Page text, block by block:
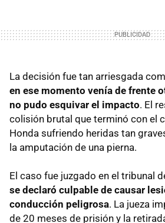
La decisión fue tan arriesgada
en ese momento venía de frente
no pudo esquivar el impacto. El
colisión brutal que terminó con el
Honda sufriendo heridas tan
la amputación de una pierna.
El caso fue juzgado en el tribunal
se declaró culpable de causar
conducción peligrosa. La jueza
de 20 meses de prisión y la